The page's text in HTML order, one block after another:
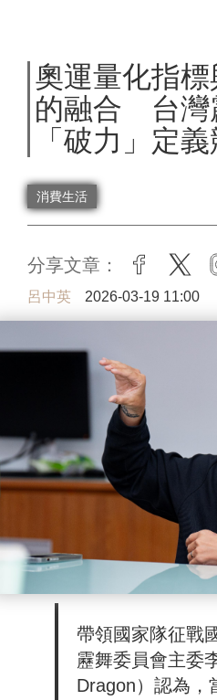
奧運量化指
的融合 台灣
「破力」定
消費生活
分享文章：
呂中英 2026-03-19 11:00
帶領國家隊征戰
靂舞委員會主委
Dragon）認為，